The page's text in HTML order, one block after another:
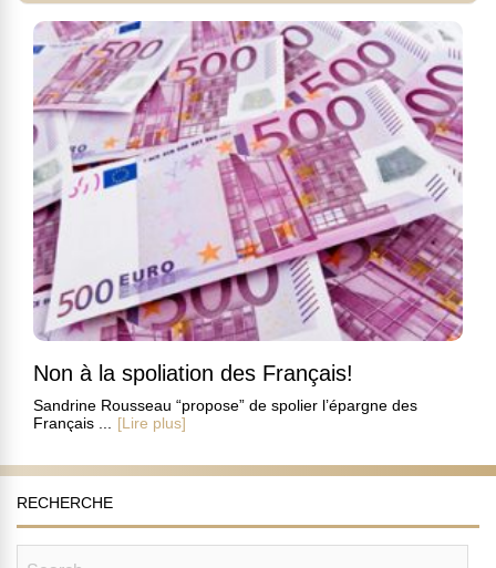
Non à la spoliation des Français!
Sandrine Rousseau “propose” de spolier l’épargne des
Français ...
[Lire plus]
RECHERCHE